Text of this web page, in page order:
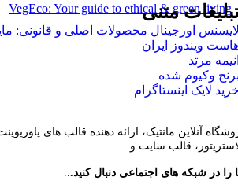
VegEco: Your guide to ethical & green living
متنی
اورجینال محصولات اصلی و قانونی:
ویندوز ایران
مرتد
وکیوم شده
لایک اینستاگرام
آنلاین مانتیک، ارائه دهنده قالب های
قالب سایت و …
را در شبکه های اجتماعی دنبال کنید...